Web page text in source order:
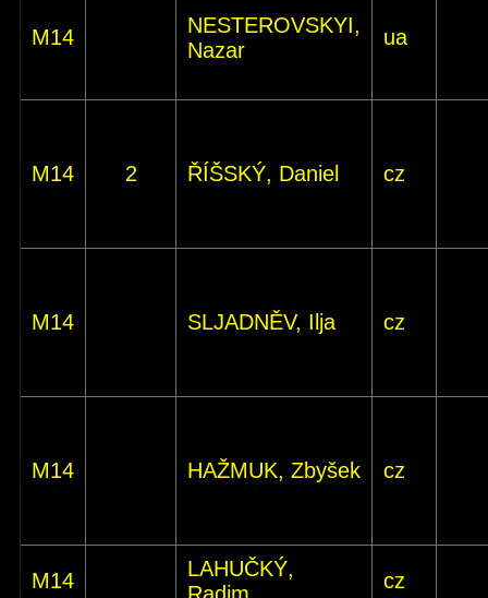
M14
NESTEROVSKYI,
Nazar
ua
M14 2 ŘÍŠSKÝ, Daniel cz
M14 SLJADNĚV, Ilja cz
M14 HAŽMUK, Zbyšek cz
M14
LAHUČKÝ,
cz